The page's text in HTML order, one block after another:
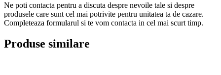
Ne poti contacta pentru a discuta despre nevoile tale si despre
produsele care sunt cel mai potrivite pentru unitatea ta de cazare.
Completeaza formularul si te vom contacta in cel mai scurt timp.
Produse similare